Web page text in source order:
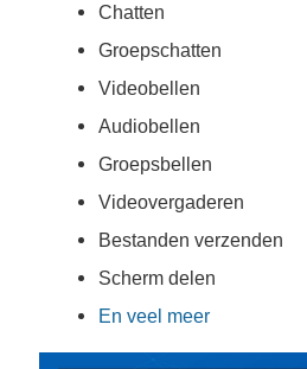
Chatten
Groepschatten
Videobellen
Audiobellen
Groepsbellen
Videovergaderen
Bestanden verzenden
Scherm delen
En veel meer